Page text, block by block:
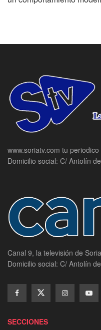
www.soriatv.com tu
Domicilio social: C/ Antolín
Canal 9, la televisión de
Domicilio social: C/ Antolín
SECCIONES